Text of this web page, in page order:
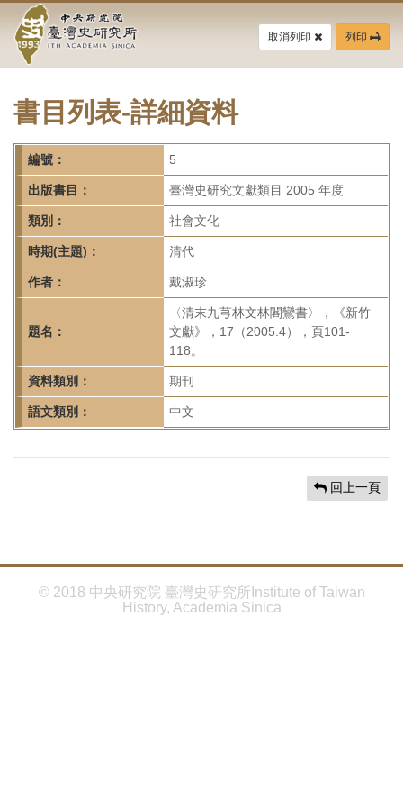
要
中
央
研
究
院-
臺
灣
史
研
究
所-
首
頁
取消列印 列印
書目列表-詳細資料
編號： 5
出版書目： 臺灣史研究文獻類目 2005 年度
類別： 社會文化
時期(主題)： 清代
作者： 戴淑珍
題名：
〈清末九芎林文林閣鸞書〉，《新竹
文獻》，17（2005.4），頁101-
118。
資料類別： 期刊
語文類別： 中文
回上一頁
© 2018 中央研究院 臺灣史研究所Institute of Taiwan
History, Academia Sinica